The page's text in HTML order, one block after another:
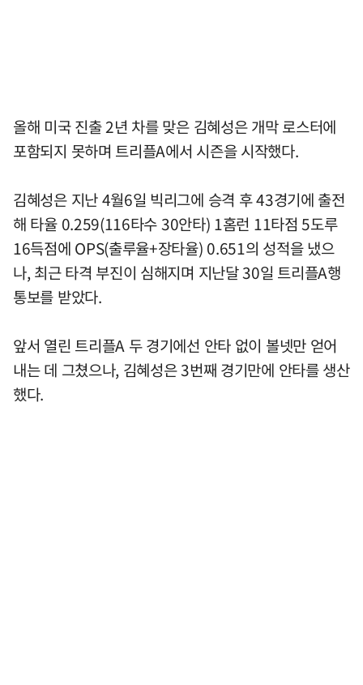
올해 미국 진출 2년 차를 맞은 김혜성은 개막 로스터에
포함되지 못하며 트리플A에서 시즌을 시작했다.
김혜성은 지난 4월6일 빅리그에 승격 후 43경기에 출전
해 타율 0.259(116타수 30안타) 1홈런 11타점 5도루
16득점에 OPS(출루율+장타율) 0.651의 성적을 냈으
나, 최근 타격 부진이 심해지며 지난달 30일 트리플A행
통보를 받았다.
앞서 열린 트리플A 두 경기에선 안타 없이 볼넷만 얻어
내는 데 그쳤으나, 김혜성은 3번째 경기만에 안타를 생산
했다.